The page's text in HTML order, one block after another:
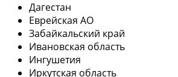
Дагестан
Еврейская АО
Забайкальский край
Ивановская область
Ингушетия
Иркутская область